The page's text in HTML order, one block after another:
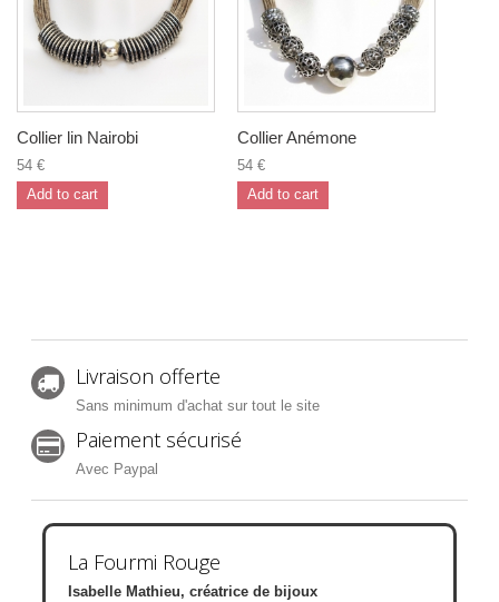
Collier lin Nairobi
54 €
Add to cart
Collier Anémone
54 €
Add to cart
Livraison offerte
Sans minimum d'achat sur tout le site
Paiement sécurisé
Avec Paypal
La Fourmi Rouge
Isabelle Mathieu, créatrice de bijoux